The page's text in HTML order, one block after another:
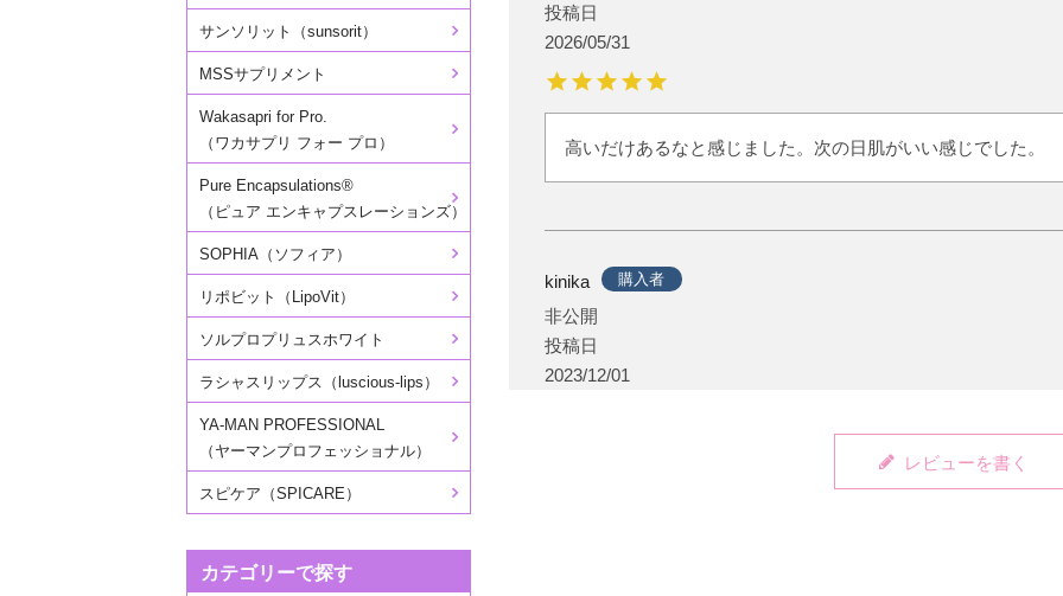
投稿日
2026/05/31
高いだけあるなと感じました。次の日肌がいい感じでした。
kinika 購入者
非公開
投稿日
2023/12/01
レビューを書く
サンソリット（sunsorit）
MSSサプリメント
Wakasapri for Pro.
（ワカサプリ フォー プロ）
Pure Encapsulations®
（ピュア エンキャプスレーションズ）
SOPHIA（ソフィア）
リポビット（LipoVit）
ソルプロプリュスホワイト
ラシャスリップス（luscious-lips）
YA-MAN PROFESSIONAL
（ヤーマンプロフェッショナル）
スピケア（SPICARE）
カテゴリーで探す